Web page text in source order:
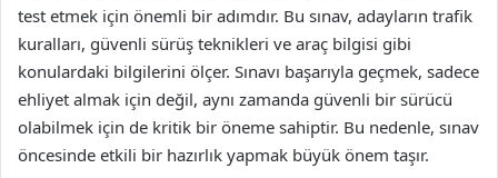
test etmek için önemli bir adımdır. Bu sınav, adayların trafik
kuralları, güvenli sürüş teknikleri ve araç bilgisi gibi
konulardaki bilgilerini ölçer. Sınavı başarıyla geçmek, sadece
ehliyet almak için değil, aynı zamanda güvenli bir sürücü
olabilmek için de kritik bir öneme sahiptir. Bu nedenle, sınav
öncesinde etkili bir hazırlık yapmak büyük önem taşır.